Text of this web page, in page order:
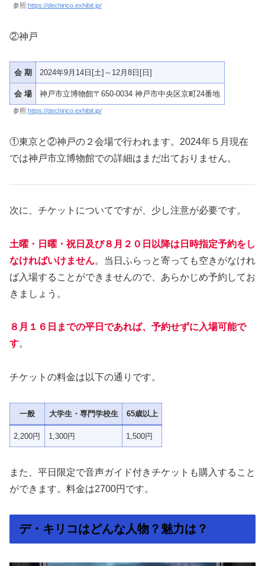
参照:https://dechirico.exhibit.jp/
②神戸
会 期 2024年9月14日[土]～12月8日[日]
会 場 神戸市立博物館〒650-0034 神戸市中央区京町24番地
参照:https://dechirico.exhibit.jp/
①東京と②神戸の２会場で行われます。2024年５月現在
では神戸市立博物館での詳細はまだ出ておりません。
次に、チケットについてですが、少し注意が必要です。
土曜・日曜・祝日及び８月２０日以降は日時指定予約をし
なければいけません。当日ふらっと寄っても空きがなけれ
ば入場することができませんので、あらかじめ予約してお
きましょう。
８月１６日までの平日であれば、予約せずに入場可能で
す。
チケットの料金は以下の通りです。
一般 大学生・専門学校生 65歳以上
2,200円 1,300円 1,500円
また、平日限定で音声ガイド付きチケットも購入すること
ができます。料金は2700円です。
デ・キリコはどんな人物？魅力は？